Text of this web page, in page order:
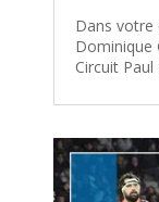
Dans votre
Dominique
Circuit